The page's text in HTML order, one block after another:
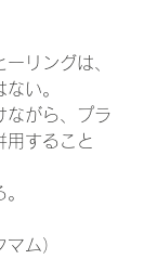
リングは、
い。
ながら、プラ
用すること
ム）